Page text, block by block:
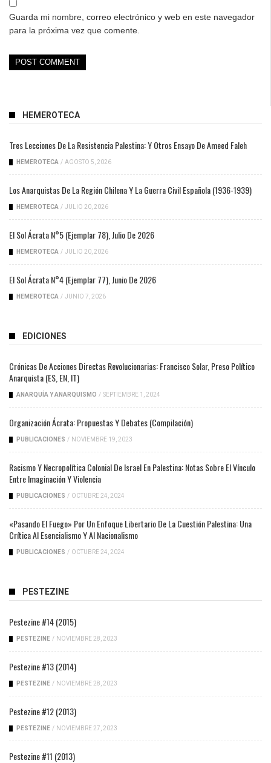
Guarda mi nombre, correo electrónico y web en este navegador
para la próxima vez que comente.
HEMEROTECA
Tres Lecciones De La Resistencia Palestina: Y Otros Ensayo De Ameed Faleh
HEMEROTECA / AGOSTO 5, 2026
Los Anarquistas De La Región Chilena Y La Guerra Civil Española (1936-1939)
HEMEROTECA / JULIO 20, 2026
El Sol Ácrata N°5 (ejemplar 78), Julio De 2026
HEMEROTECA / JULIO 20, 2026
El Sol Ácrata N°4 (ejemplar 77), Junio De 2026
HEMEROTECA / JUNIO 7, 2026
EDICIONES
Crónicas De Acciones Directas Revolucionarias: Francisco Solar, Preso Político
Anarquista (ES, EN, IT)
ANARQUÍA Y ANARQUISMO / SEPTIEMBRE 1, 2024
Organización Ácrata: Propuestas Y Debates (compilación)
PUBLICACIONES / NOVIEMBRE 19, 2023
Racismo Y Necropolítica Colonial De Israel En Palestina: Notas Sobre El Vínculo
Entre Imaginación Y Violencia
PUBLICACIONES / OCTUBRE 24, 2024
«Pasando El Fuego» Por Un Enfoque Libertario De La Cuestión Palestina: Una
Crítica Al Esencialismo Y Al Nacionalismo
PUBLICACIONES / OCTUBRE 24, 2024
PESTEZINE
Pestezine #14 (2015)
PESTEZINE / NOVIEMBRE 28, 2023
Pestezine #13 (2014)
PESTEZINE / NOVIEMBRE 28, 2023
Pestezine #12 (2013)
PESTEZINE / NOVIEMBRE 27, 2023
Pestezine #11 (2013)